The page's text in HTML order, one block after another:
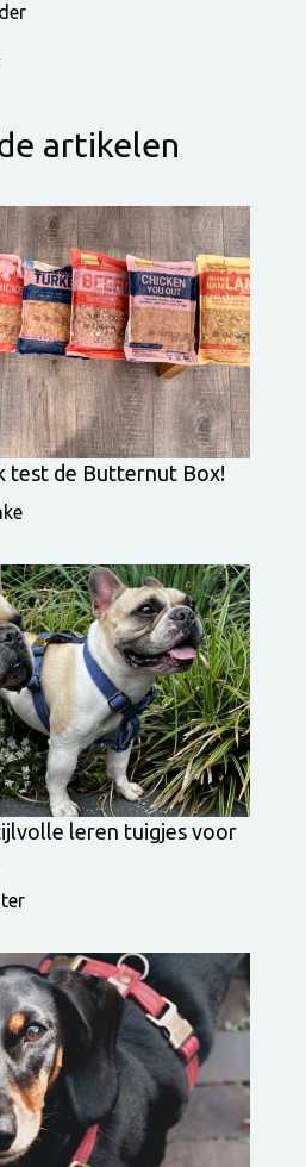
artikelen
test de Butternut Box!
leren tuigjes voor